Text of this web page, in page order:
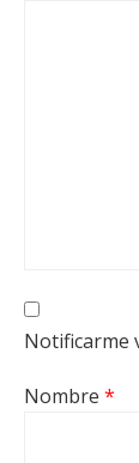
Notificarme
Nombre *